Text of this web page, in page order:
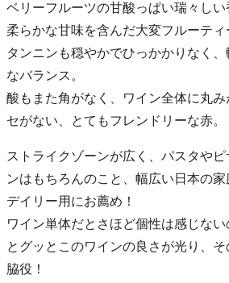
ベリーフルーツの甘酸っぱい瑞々しい
柔らかな甘味を含んだ大変フルーティ
タンニンも穏やかでひっかかりなく
なバランス。
酸もまた角がなく、ワイン全体に丸
セがない、とてもフレンドリーな赤。
ストライクゾーンが広く、パスタや
ンはもちろんのこと、幅広い日本の家
デイリー用にお薦め！
ワイン単体だとさほど個性は感じな
とグッとこのワインの良さが光り、
脇役！